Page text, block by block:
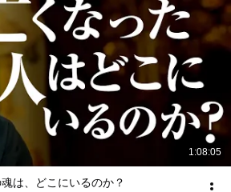
1:08:05
は、どこにいるのか？